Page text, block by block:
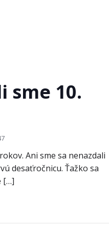
sme 10.
Ani sme sa nenazdali
desaťročnicu. Ťažko sa
[…]